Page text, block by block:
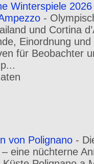
Winterspiele
-
und Cortina
Einordnung
für Beobachter
von Polignano -
eine nüchterne